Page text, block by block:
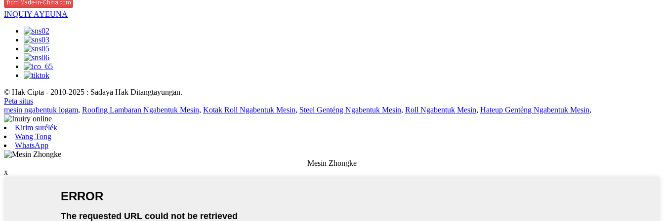
INQUIY AYEUNA
© Hak Cipta - 2010-2025 : Sadaya Hak Ditangtayungan.
Peta situs
mesin ngabentuk logam, Roofing Lambaran Ngabentuk Mesin, Kotak Roll Ngabentuk Mesin, Steel Genténg Ngabentuk Mesin, Roll Ngabentuk Mesin, Hateup Genténg Ngabentuk Mesin,
Kirim surélék
Wang Tong
WhatsApp
Mesin Zhongke
x